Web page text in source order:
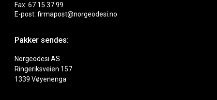
Fax: 67 15 37 99
E-post: firmapost@norgeodesi.no
Pakker sendes:
Norgeodesi AS
Ringeriksveien 157
1339 Vøyenenga